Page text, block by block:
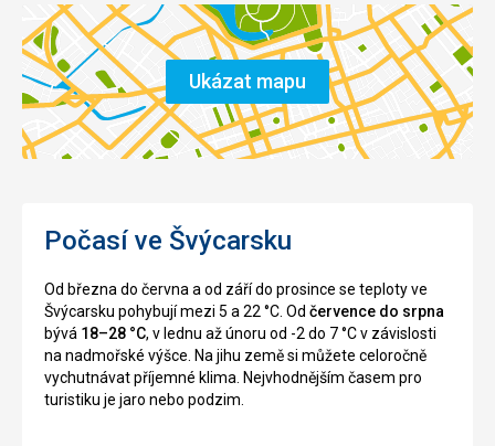
Ukázat mapu
Počasí ve Švýcarsku
Od března do června a od září do prosince se teploty ve
Švýcarsku pohybují mezi 5 a 22 °C. Od července do srpna
bývá 18–28 °C, v lednu až únoru od -2 do 7 °C v závislosti
na nadmořské výšce. Na jihu země si můžete celoročně
vychutnávat příjemné klima. Nejvhodnějším časem pro
turistiku je jaro nebo podzim.